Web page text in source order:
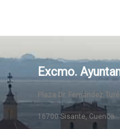
Excmo.
Plaza Dr. Fernández
16700 Sisante, Cuenca